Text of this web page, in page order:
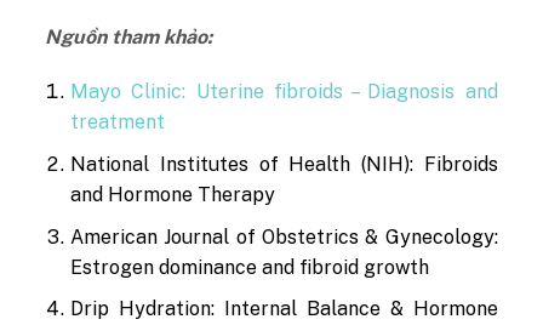
Nguồn tham khảo:
Mayo Clinic: Uterine fibroids – Diagnosis and
treatment
National Institutes of Health (NIH): Fibroids
and Hormone Therapy
American Journal of Obstetrics & Gynecology:
Estrogen dominance and fibroid growth
Drip Hydration: Internal Balance & Hormone